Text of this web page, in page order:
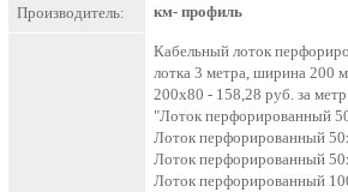
Производитель: км- профиль
Кабельный лоток
лотка 3 метра, ширина 200
200х80 - 158,28 руб. за
"Лоток перфорированный
Лоток перфорированный
Лоток перфорированный
Лоток перфорированный